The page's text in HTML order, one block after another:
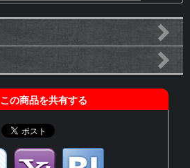
この商品を共有する